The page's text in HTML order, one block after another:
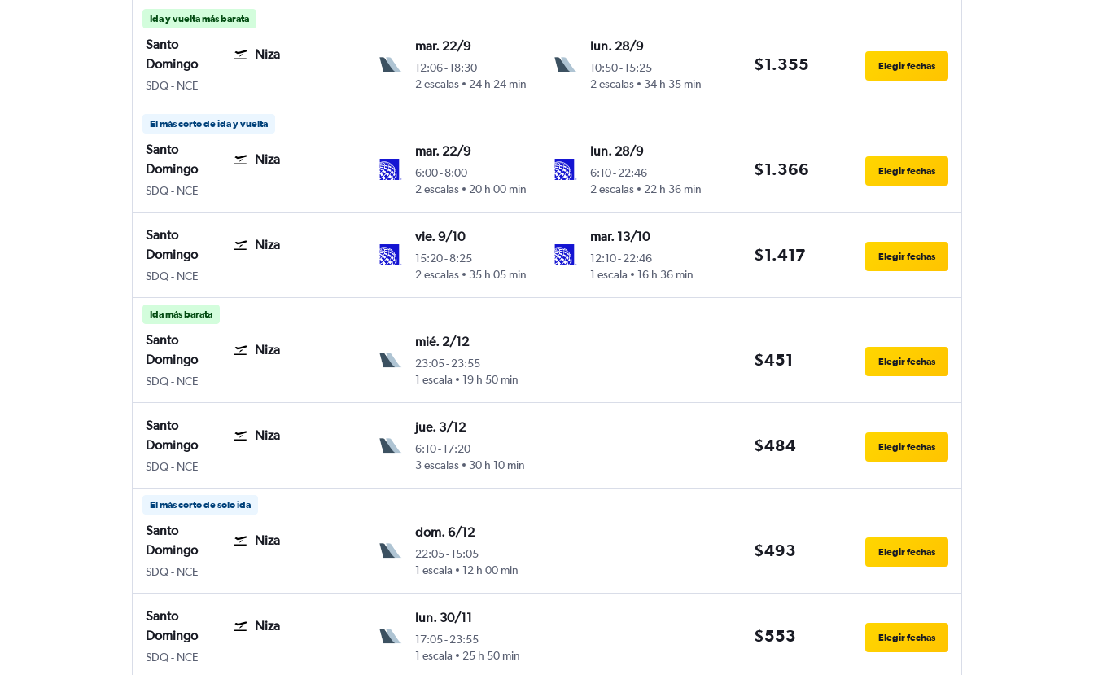
Ida y vuelta más barata
Santo
Domingo
Niza
SDQSanto Domingo Internacional Las Américas
- NCE
mar. 22/9
12:06-18:30
2 escalas
24 h 24 min
lun. 28/9
10:50-15:25
2 escalas
34 h 35 min
$1.355 Elegir fechas
El más corto de ida y vuelta
Santo
Domingo
Niza
SDQSanto Domingo Internacional Las Américas
- NCE
mar. 22/9
6:00-8:00
2 escalas
20 h 00 min
lun. 28/9
6:10-22:46
2 escalas
22 h 36 min
$1.366 Elegir fechas
Santo
Domingo
Niza
SDQSanto Domingo Internacional Las Américas
- NCE
vie. 9/10
15:20-8:25
2 escalas
35 h 05 min
mar. 13/10
12:10-22:46
1 escala
16 h 36 min
$1.417 Elegir fechas
Ida más barata
Santo
Domingo
Niza
SDQSanto Domingo Internacional Las Américas
- NCE
mié. 2/12
23:05-23:55
1 escala
19 h 50 min
$451 Elegir fechas
Santo
Domingo
Niza
SDQSanto Domingo Internacional Las Américas
- NCE
jue. 3/12
6:10-17:20
3 escalas
30 h 10 min
$484 Elegir fechas
El más corto de solo ida
Santo
Domingo
Niza
SDQSanto Domingo Internacional Las Américas
- NCE
dom. 6/12
22:05-15:05
1 escala
12 h 00 min
$493 Elegir fechas
Santo
Domingo
Niza
SDQSanto Domingo Internacional Las Américas
- NCE
lun. 30/11
17:05-23:55
1 escala
25 h 50 min
$553 Elegir fechas